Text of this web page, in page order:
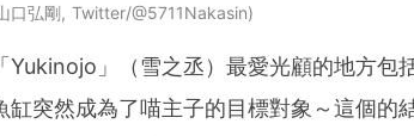
口弘剛, Twitter/@5711Nakasin
Yukinojo」（雪之丞）最愛光顧的地方包
缸突然成為了喵主子的目標對象～這個的